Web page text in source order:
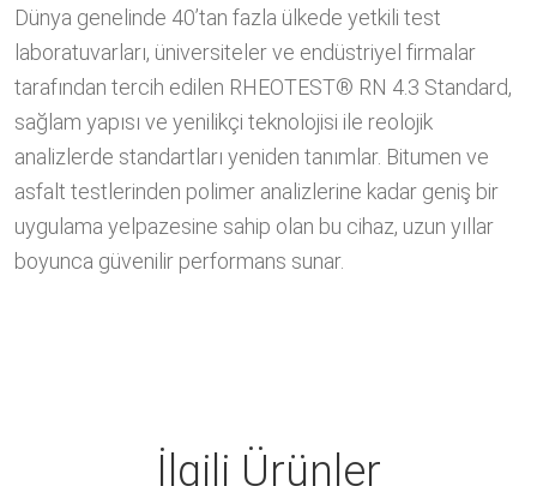
Dünya genelinde 40’tan fazla ülkede yetkili test
laboratuvarları, üniversiteler ve endüstriyel firmalar
tarafından tercih edilen RHEOTEST® RN 4.3 Standard,
sağlam yapısı ve yenilikçi teknolojisi ile reolojik
analizlerde standartları yeniden tanımlar. Bitumen ve
asfalt testlerinden polimer analizlerine kadar geniş bir
uygulama yelpazesine sahip olan bu cihaz, uzun yıllar
boyunca güvenilir performans sunar.
İlgili Ürünler